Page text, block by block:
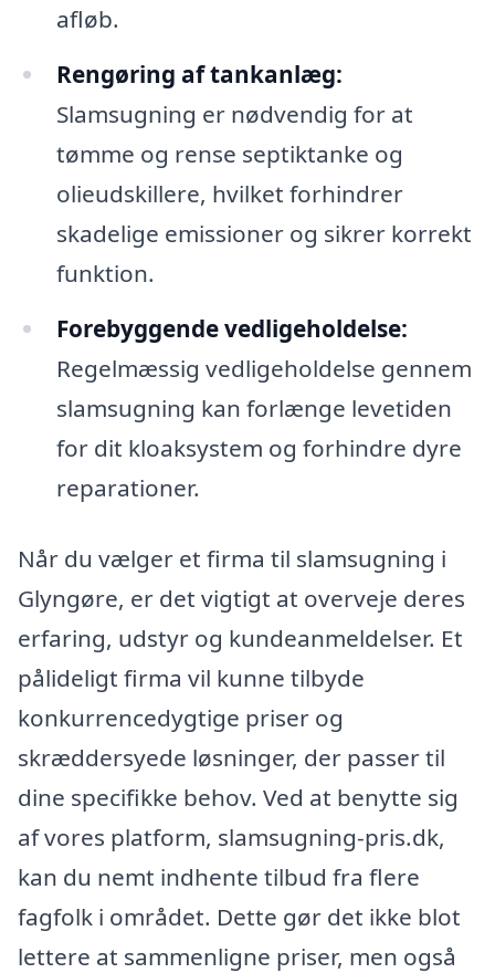
afløb.
Rengøring af tankanlæg:
Slamsugning er nødvendig for at
tømme og rense septiktanke og
olieudskillere, hvilket forhindrer
skadelige emissioner og sikrer korrekt
funktion.
Forebyggende vedligeholdelse:
Regelmæssig vedligeholdelse gennem
slamsugning kan forlænge levetiden
for dit kloaksystem og forhindre dyre
reparationer.
Når du vælger et firma til slamsugning i
Glyngøre, er det vigtigt at overveje deres
erfaring, udstyr og kundeanmeldelser. Et
pålideligt firma vil kunne tilbyde
konkurrencedygtige priser og
skræddersyede løsninger, der passer til
dine specifikke behov. Ved at benytte sig
af vores platform, slamsugning-pris.dk,
kan du nemt indhente tilbud fra flere
fagfolk i området. Dette gør det ikke blot
lettere at sammenligne priser, men også